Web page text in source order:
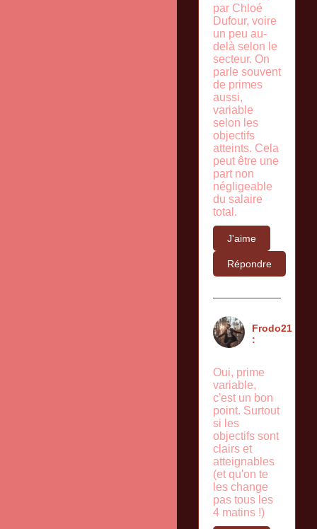
par Chloé
Dufour, voire
un peu au-
delà selon le
secteur. On
parle souvent
de primes
aussi,
variable
selon les
objectifs
atteints. Cela
peut être une
part non
négligeable
du salaire
total.
J'aime
Répondre
Frodo21
:
Oui, prime
variable,
c'est un bon
point. Surtout
si les
objectifs sont
clairs et
atteignables
(et qu'on te
les change
pas tous les
4 matins !)